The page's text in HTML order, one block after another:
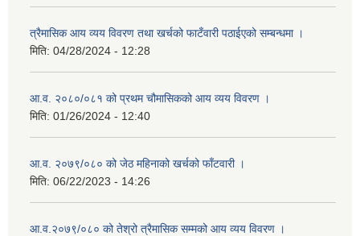
त्रैमासिक आय व्यय विवरण तथा खर्चको फाटँवारी पठाईएको सम्बन्धमा ।
मिति: 04/28/2024 - 12:28
आ.व. २०८०/०८१ को प्रथम चौमासिकको आय व्यय विवरण ।
मिति: 01/26/2024 - 12:40
आ.व. २०७९/०८० को जेठ महिनाको खर्चको फाँटवारी ।
मिति: 06/22/2023 - 14:26
आ.व.२०७९/०८० को तेश्रो त्रैमासिक सम्मको आय व्यय विवरण ।